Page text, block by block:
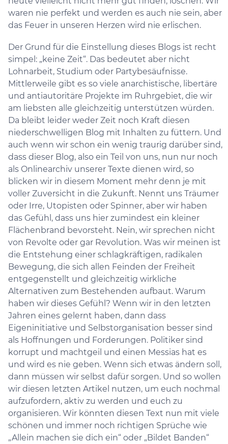
waren nie perfekt und werden es auch nie sein, aber
das Feuer in unseren Herzen wird nie erlischen.
Der Grund für die Einstellung dieses Blogs ist recht
simpel: „keine Zeit“. Das bedeutet aber nicht
Lohnarbeit, Studium oder Partybesäufnisse.
Mittlerweile gibt es so viele anarchistische, libertäre
und antiautoritäre Projekte im Ruhrgebiet, die wir
am liebsten alle gleichzeitig unterstützen würden.
Da bleibt leider weder Zeit noch Kraft diesen
niederschwelligen Blog mit Inhalten zu füttern. Und
auch wenn wir schon ein wenig traurig darüber sind,
dass dieser Blog, also ein Teil von uns, nun nur noch
als Onlinearchiv unserer Texte dienen wird, so
blicken wir in diesem Moment mehr denn je mit
voller Zuversicht in die Zukunft. Nennt uns Träumer
oder Irre, Utopisten oder Spinner, aber wir haben
das Gefühl, dass uns hier zumindest ein kleiner
Flächenbrand bevorsteht. Nein, wir sprechen nicht
von Revolte oder gar Revolution. Was wir meinen ist
die Entstehung einer schlagkräftigen, radikalen
Bewegung, die sich allen Feinden der Freiheit
entgegenstellt und gleichzeitig wirkliche
Alternativen zum Bestehenden aufbaut. Warum
haben wir dieses Gefühl? Wenn wir in den letzten
Jahren eines gelernt haben, dann dass
Eigeninitiative und Selbstorganisation besser sind
als Hoffnungen und Forderungen. Politiker sind
korrupt und machtgeil und einen Messias hat es
und wird es nie geben. Wenn sich etwas ändern soll,
dann müssen wir selbst dafür sorgen. Und so wollen
wir diesen letzten Artikel nutzen, um euch nochmal
aufzufordern, aktiv zu werden und euch zu
organisieren. Wir könnten diesen Text nun mit viele
schönen und immer noch richtigen Sprüche wie
„Allein machen sie dich ein“ oder „Bildet Banden“